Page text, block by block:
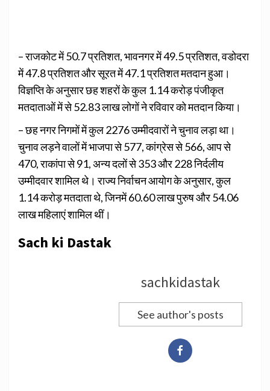
– राजकोट में 50.7 प्रतिशत, भावनगर में 49.5 प्रतिशत, वडोदरा
में 47.8 प्रतिशत और सूरत में 47.1 प्रतिशत मतदान हुआ।
विज्ञप्ति के अनुसार छह शहरों के कुल 1.14 करोड़ पंजीकृत
मतदाताओं में से 52.83 लाख लोगों ने रविवार को मतदान किया।
– छह नगर निगमों में कुल 2276 उम्मीदवारों ने चुनाव लड़ा था।
चुनाव लड़ने वालों में भाजपा से 577, कांग्रेस से 566, आप से
470, राकांपा से 91, अन्य दलों से 353 और 228 निर्दलीय
उम्मीदवार शामिल थे। राज्य निर्वाचन आयोग के अनुसार, कुल
1.14 करोड़ मतदाता थे, जिनमें 60.60 लाख पुरुष और 54.06
लाख महिलाएं शामिल थीं।
Sach ki Dastak
sachkidastak
See author's posts